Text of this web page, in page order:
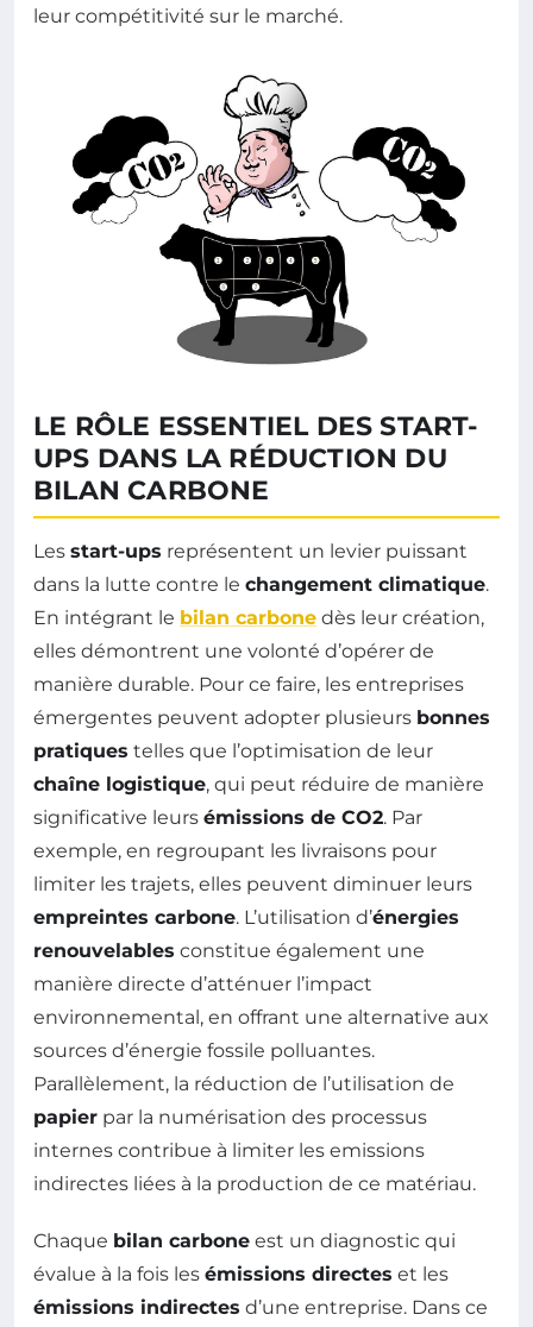
leur compétitivité sur le marché.
LE RÔLE ESSENTIEL DES START-
UPS DANS LA RÉDUCTION DU
BILAN CARBONE
Les start-ups représentent un levier puissant
dans la lutte contre le changement climatique.
En intégrant le bilan carbone dès leur création,
elles démontrent une volonté d’opérer de
manière durable. Pour ce faire, les entreprises
émergentes peuvent adopter plusieurs bonnes
pratiques telles que l’optimisation de leur
chaîne logistique, qui peut réduire de manière
significative leurs émissions de CO2. Par
exemple, en regroupant les livraisons pour
limiter les trajets, elles peuvent diminuer leurs
empreintes carbone. L’utilisation d’énergies
renouvelables constitue également une
manière directe d’atténuer l’impact
environnemental, en offrant une alternative aux
sources d’énergie fossile polluantes.
Parallèlement, la réduction de l’utilisation de
papier par la numérisation des processus
internes contribue à limiter les emissions
indirectes liées à la production de ce matériau.
Chaque bilan carbone est un diagnostic qui
évalue à la fois les émissions directes et les
émissions indirectes d’une entreprise. Dans ce